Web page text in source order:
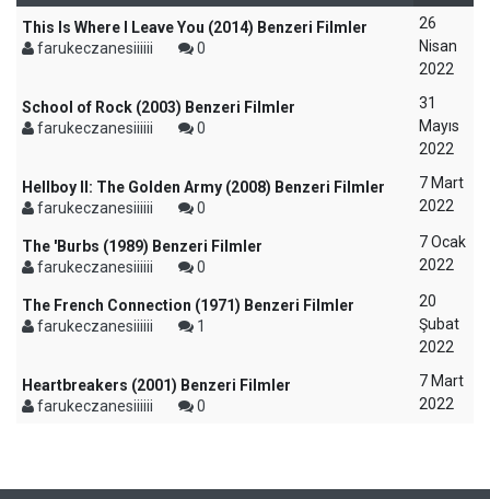
This Is Where I Leave You (2014) Benzeri Filmler
farukeczanesiiiiii
0
26
Nisan
2022
School of Rock (2003) Benzeri Filmler
farukeczanesiiiiii
0
31
Mayıs
2022
Hellboy II: The Golden Army (2008) Benzeri Filmler
farukeczanesiiiiii
0
7 Mart
2022
The 'Burbs (1989) Benzeri Filmler
farukeczanesiiiiii
0
7 Ocak
2022
The French Connection (1971) Benzeri Filmler
farukeczanesiiiiii
1
20
Şubat
2022
Heartbreakers (2001) Benzeri Filmler
farukeczanesiiiiii
0
7 Mart
2022